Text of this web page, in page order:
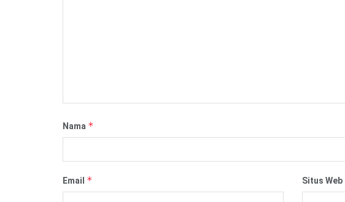
Nama *
Email * Situs Web